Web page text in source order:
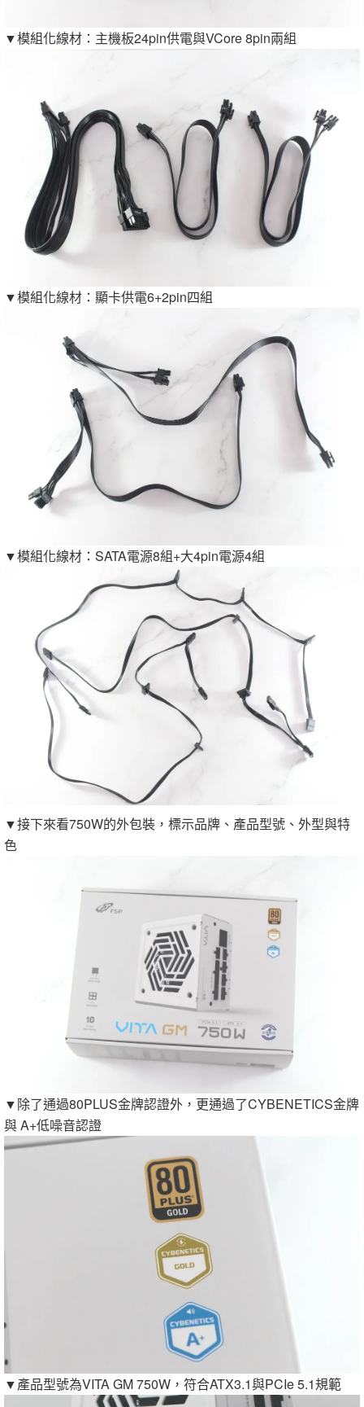
▼模組化線材：主機板24pin供電與VCore 8pin兩組
▼模組化線材：顯卡供電6+2pin四組
▼模組化線材：SATA電源8組+大4pin電源4組
▼接下來看750W的外包裝，標示品牌、產品型號、外型與特
色
▼除了通過80PLUS金牌認證外，更通過了CYBENETICS金牌
與 A+低噪音認證
▼產品型號為VITA GM 750W，符合ATX3.1與PCIe 5.1規範